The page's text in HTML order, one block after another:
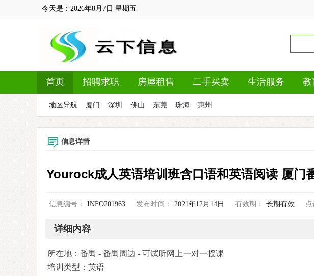
今天是： 2026年8月7日 星期五
首页 招聘求职 房屋租售 二手买卖 生活服务 教
地区导航 厦门 深圳 佛山 东莞 珠海 惠州
信息详情
Yourock成人英语培训班含口语和英语阅读 厦门
信息编号： INFO201963 发布时间： 2021年12月14日 有效期： 长期有效 点
详细内容
所在地：番禺 - 番禺周边 - 可试听网上一对一授课
培训类型：英语